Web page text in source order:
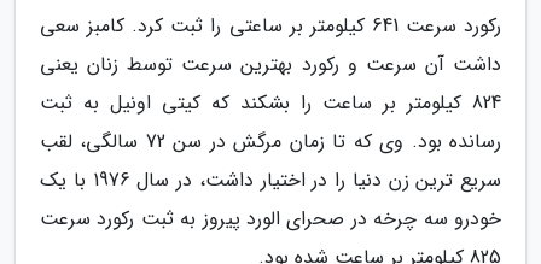
رکورد سرعت 641 کیلومتر بر ساعتی را ثبت کرد. کامبز سعی
داشت آن سرعت و رکورد بهترین سرعت توسط زنان یعنی
824 کیلومتر بر ساعت را بشکند که کیتی اونیل به ثبت
رسانده بود. وی که تا زمان مرگش در سن 72 سالگی، لقب
سریع ترین زن دنیا را در اختیار داشت، در سال 1976 با یک
خودرو سه چرخه در صحرای الورد پیروز به ثبت رکورد سرعت
825 کیلومتر بر ساعت شده بود.